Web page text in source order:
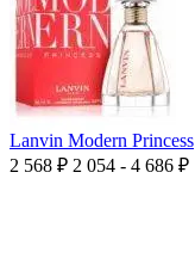
Lanvin Modern Princess
2 568 ₽ 2 054 - 4 686 ₽